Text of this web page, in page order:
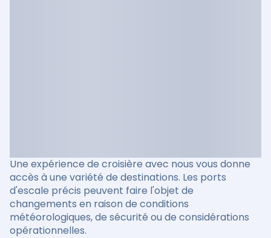
Une expérience de croisière avec nous vous donne
accès à une variété de destinations. Les ports
d'escale précis peuvent faire l'objet de
changements en raison de conditions
météorologiques, de sécurité ou de considérations
opérationnelles.